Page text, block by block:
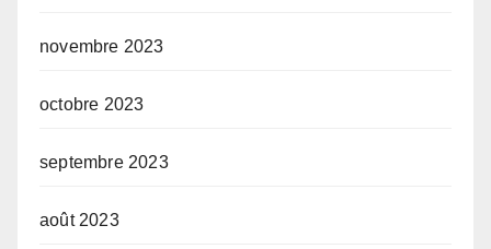
novembre 2023
octobre 2023
septembre 2023
août 2023